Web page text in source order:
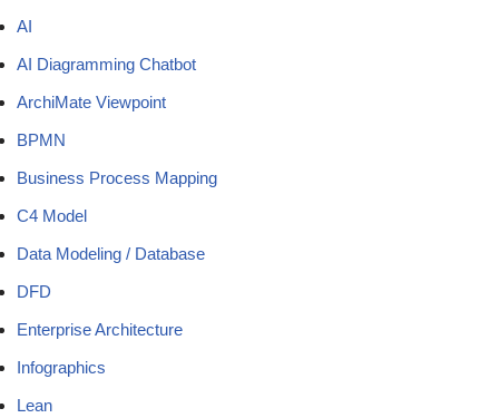
AI
AI Diagramming Chatbot
ArchiMate Viewpoint
BPMN
Business Process Mapping
C4 Model
Data Modeling / Database
DFD
Enterprise Architecture
Infographics
Lean